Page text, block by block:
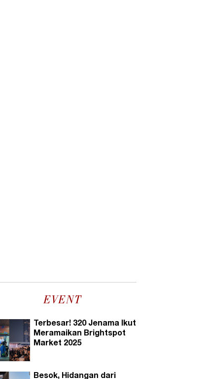
EVENT
Terbesar! 320 Jenama Ikut
Meramaikan Brightspot
Market 2025
Besok, Hidangan dari